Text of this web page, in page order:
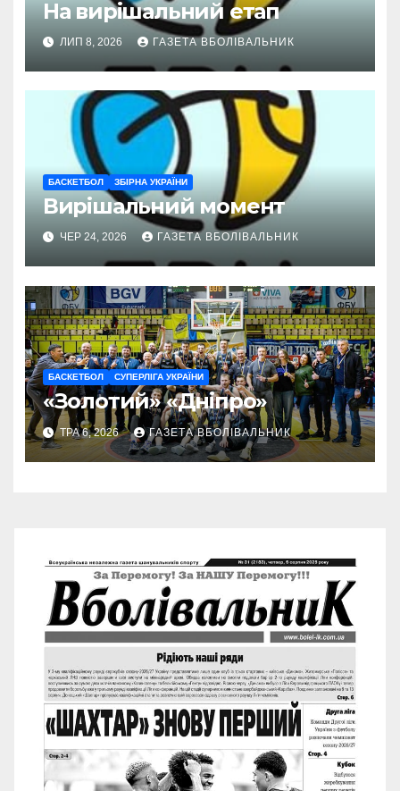
На вирішальний етап
ЛИП 8, 2026 ГАЗЕТА ВБОЛІВАЛЬНИК
БАСКЕТБОЛ ЗБІРНА УКРАЇНИ
Вирішальний момент
ЧЕР 24, 2026 ГАЗЕТА ВБОЛІВАЛЬНИК
БАСКЕТБОЛ СУПЕРЛІГА УКРАЇНИ
«Золотий» «Дніпро»
ТРА 6, 2026 ГАЗЕТА ВБОЛІВАЛЬНИК